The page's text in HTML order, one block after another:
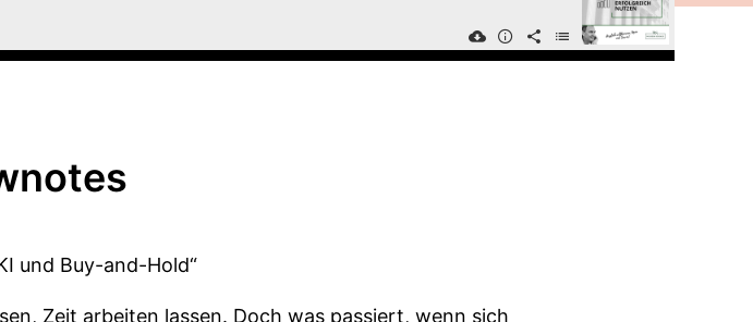
und Buy-and-Hold“
Zeit arbeiten lassen. Doch was passiert, wenn sich